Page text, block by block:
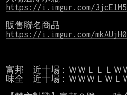
https://i.imgur.com/
https://i.imgur.com/
富邦  近十場：ＷＷＬＬＬＷ
味全  近十場：ＷＷＷＬＷＬ